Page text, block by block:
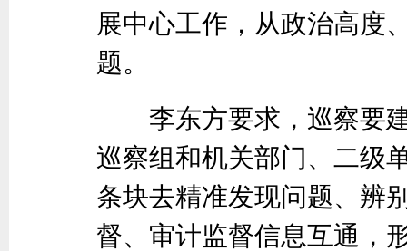
展中心工作，从政治高度
题。
李东方要求，巡察要建
巡察组和机关部门、二级
条块去精准发现问题、辨
督、审计监督信息互通，